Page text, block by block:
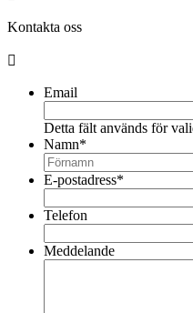
Kontakta oss
Email
Detta fält används för
Namn*
E-postadress*
Telefon
Meddelande